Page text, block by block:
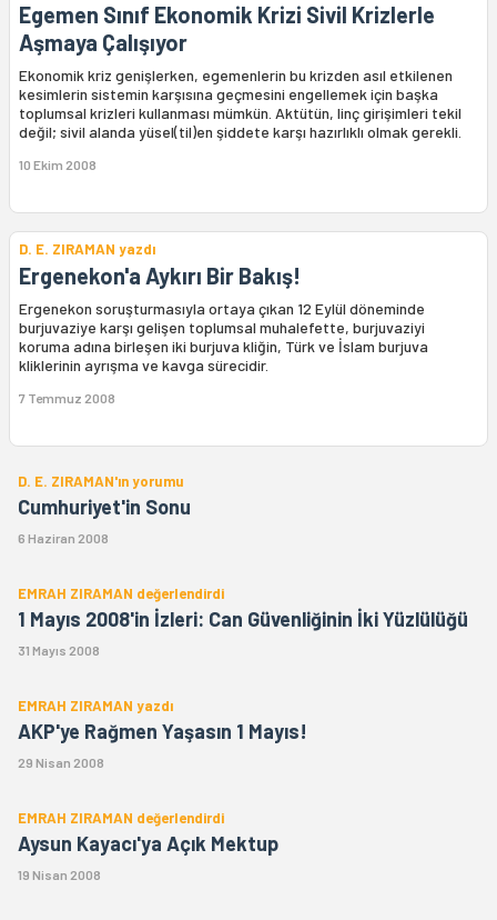
Egemen Sınıf Ekonomik Krizi Sivil Krizlerle
Aşmaya Çalışıyor
Ekonomik kriz genişlerken, egemenlerin bu krizden asıl etkilenen
kesimlerin sistemin karşısına geçmesini engellemek için başka
toplumsal krizleri kullanması mümkün. Aktütün, linç girişimleri tekil
değil; sivil alanda yüsel(til)en şiddete karşı hazırlıklı olmak gerekli.
10 Ekim 2008
D. E. ZIRAMAN yazdı
Ergenekon'a Aykırı Bir Bakış!
Ergenekon soruşturmasıyla ortaya çıkan 12 Eylül döneminde
burjuvaziye karşı gelişen toplumsal muhalefette, burjuvaziyi
koruma adına birleşen iki burjuva kliğin, Türk ve İslam burjuva
kliklerinin ayrışma ve kavga sürecidir.
7 Temmuz 2008
D. E. ZIRAMAN'ın yorumu
Cumhuriyet'in Sonu
6 Haziran 2008
EMRAH ZIRAMAN değerlendirdi
1 Mayıs 2008'in İzleri: Can Güvenliğinin İki Yüzlülüğü
31 Mayıs 2008
EMRAH ZIRAMAN yazdı
AKP'ye Rağmen Yaşasın 1 Mayıs!
29 Nisan 2008
EMRAH ZIRAMAN değerlendirdi
Aysun Kayacı'ya Açık Mektup
19 Nisan 2008